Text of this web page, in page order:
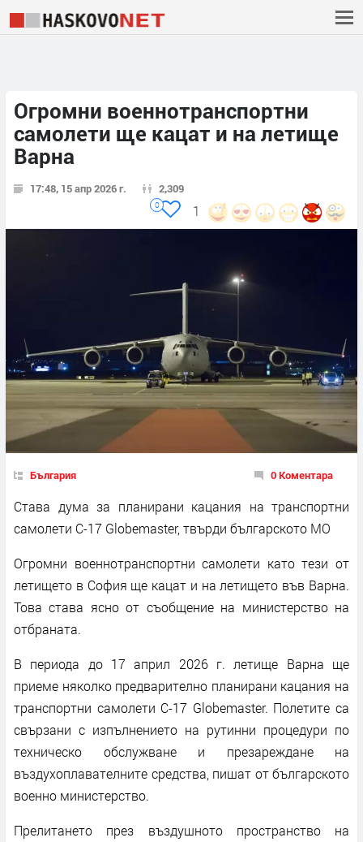
Огромни военнотранспортни
самолети ще кацат и на летище
Варна
17:48, 15 апр 2026 г. 2,309
1
0
България 0 Коментара
Става дума за планирани кацания на транспортни
самолети С-17 Globemaster, твърди българското МО
Огромни военнотранспортни самолети като тези от
летището в София ще кацат и на летището във Варна.
Това става ясно от съобщение на министерство на
отбраната.
В периода до 17 април 2026 г. летище Варна ще
приеме няколко предварително планирани кацания на
транспортни самолети С-17 Globemaster. Полетите са
свързани с изпълнението на рутинни процедури по
техническо обслужване и презареждане на
въздухоплавателните средства, пишат от българското
военно министерство.
Прелитането през въздушното пространство на